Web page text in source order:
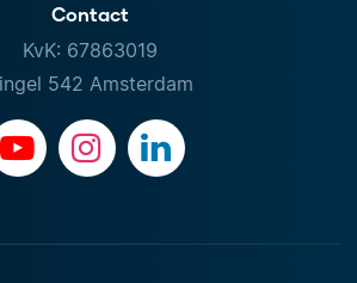
Contact
KvK: 67863019
542 Amsterdam